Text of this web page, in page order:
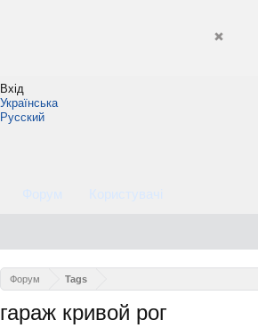
Вхід
Форум Tags
гараж кривой рог
Українська
Русский